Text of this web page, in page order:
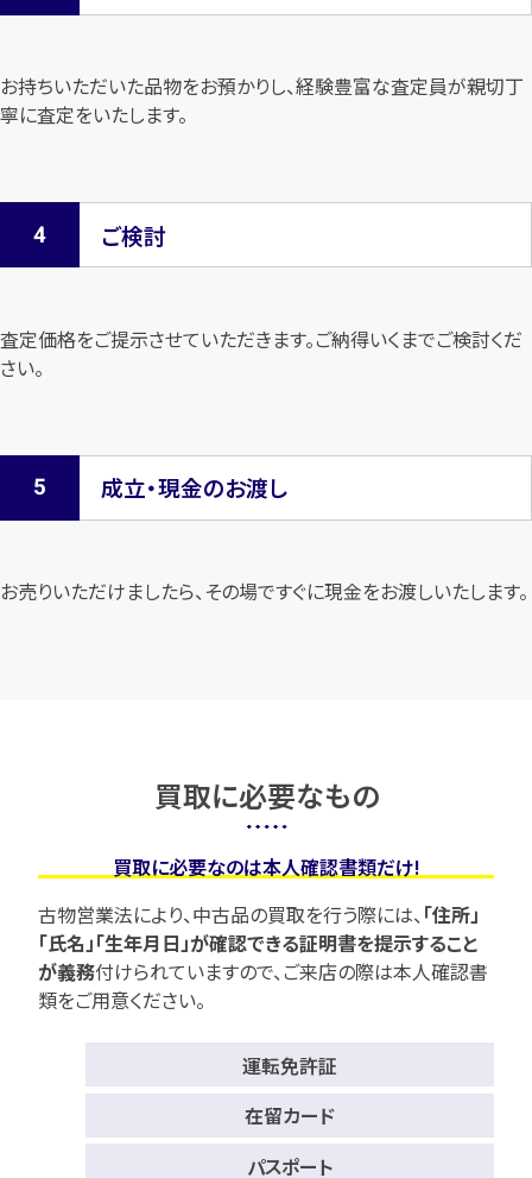
お持ちいただいた品物をお預かりし、経験豊富な査定員が親切丁
寧に査定をいたします。
ご検討
査定価格をご提示させていただきます。ご納得いくまでご検討くだ
さい。
成立・現金のお渡し
お売りいただけましたら、その場ですぐに現金をお渡しいたします。
買取に必要なもの
買取に必要なのは本人確認書類だけ!
古物営業法により、中古品の買取を行う際には、「住所」
「氏名」「生年月日」が確認できる証明書を提示すること
が義務付けられていますので、ご来店の際は本人確認書
類をご用意ください。
運転免許証
在留カード
パスポート